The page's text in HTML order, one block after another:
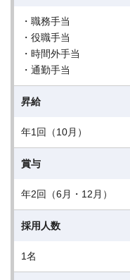
・職務手当
・役職手当
・時間外手当
・通勤手当
昇給
年1回（10月）
賞与
年2回（6月・12月）
採用人数
1名